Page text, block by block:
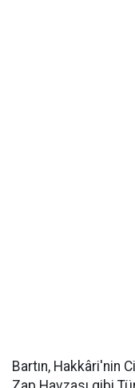
Bartın, Hakkâri'nin